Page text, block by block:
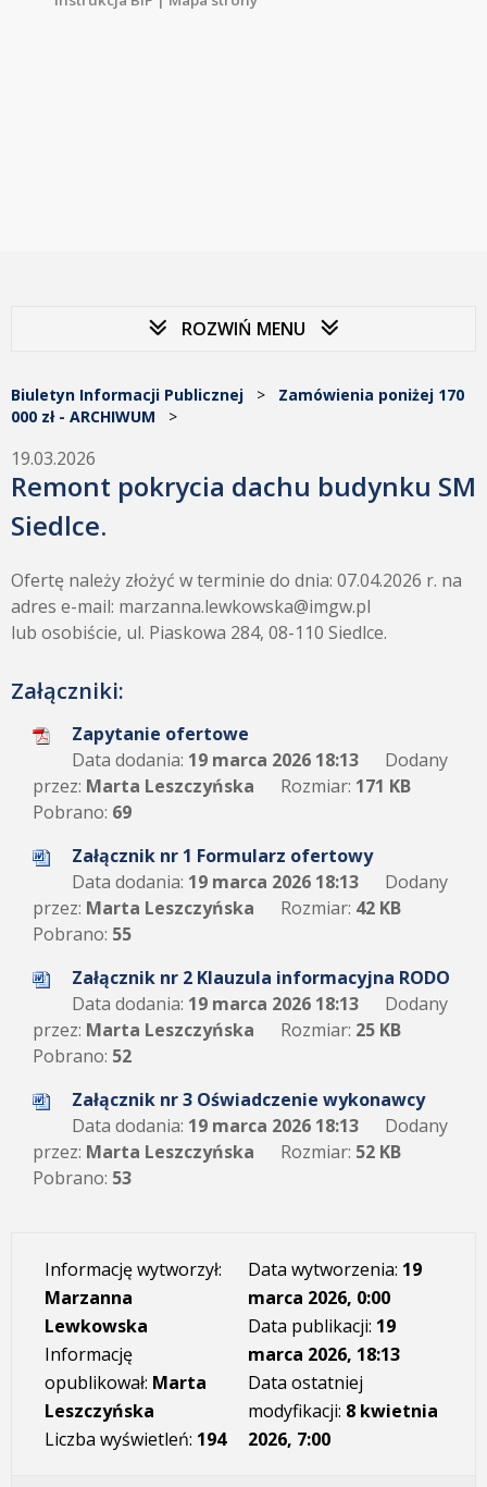
ROZWIŃ MENU
Biuletyn Informacji Publicznej > Zamówienia poniżej 170
000 zł - ARCHIWUM >
19.03.2026
Remont pokrycia dachu budynku SM
Siedlce.
Ofertę należy złożyć w terminie do dnia: 07.04.2026 r. na
adres e-mail: marzanna.lewkowska@imgw.pl
lub osobiście, ul. Piaskowa 284, 08-110 Siedlce.
Załączniki:
Zapytanie ofertowe
Data dodania: 19 marca 2026 18:13
Dodany
przez: Marta Leszczyńska Rozmiar: 171 KB
Pobrano: 69
Załącznik nr 1 Formularz ofertowy
Data dodania: 19 marca 2026 18:13
Dodany
przez: Marta Leszczyńska Rozmiar: 42 KB
Pobrano: 55
Załącznik nr 2 Klauzula informacyjna RODO
Data dodania: 19 marca 2026 18:13
Dodany
przez: Marta Leszczyńska Rozmiar: 25 KB
Pobrano: 52
Załącznik nr 3 Oświadczenie wykonawcy
Data dodania: 19 marca 2026 18:13
Dodany
przez: Marta Leszczyńska Rozmiar: 52 KB
Pobrano: 53
Informację wytworzył:
Marzanna
Lewkowska
Informację
opublikował: Marta
Leszczyńska
Liczba wyświetleń: 194
Data wytworzenia: 19
marca 2026, 0:00
Data publikacji: 19
marca 2026, 18:13
Data ostatniej
modyfikacji: 8 kwietnia
2026, 7:00